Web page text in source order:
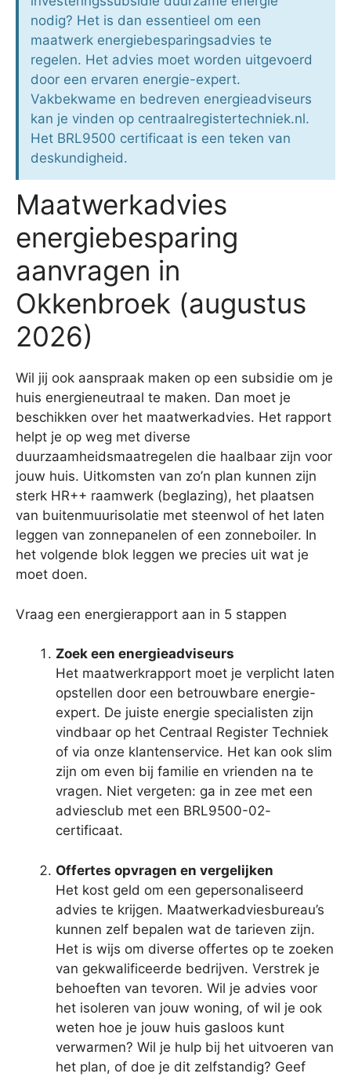
nodig? Het is dan essentieel om een
maatwerk energiebesparingsadvies te
regelen. Het advies moet worden uitgevoerd
door een ervaren energie-expert.
Vakbekwame en bedreven energieadviseurs
kan je vinden op centraalregistertechniek.nl.
Het BRL9500 certificaat is een teken van
deskundigheid.
Maatwerkadvies
energiebesparing
aanvragen in
Okkenbroek (augustus
2026)
Wil jij ook aanspraak maken op een subsidie om je
huis energieneutraal te maken. Dan moet je
beschikken over het maatwerkadvies. Het rapport
helpt je op weg met diverse
duurzaamheidsmaatregelen die haalbaar zijn voor
jouw huis. Uitkomsten van zo’n plan kunnen zijn
sterk HR++ raamwerk (beglazing), het plaatsen
van buitenmuurisolatie met steenwol of het laten
leggen van zonnepanelen of een zonneboiler. In
het volgende blok leggen we precies uit wat je
moet doen.
Vraag een energierapport aan in 5 stappen
Zoek een energieadviseurs
Het maatwerkrapport moet je verplicht laten
opstellen door een betrouwbare energie-
expert. De juiste energie specialisten zijn
vindbaar op het Centraal Register Techniek
of via onze klantenservice. Het kan ook slim
zijn om even bij familie en vrienden na te
vragen. Niet vergeten: ga in zee met een
adviesclub met een BRL9500-02-
certificaat.
Offertes opvragen en vergelijken
Het kost geld om een gepersonaliseerd
advies te krijgen. Maatwerkadviesbureau’s
kunnen zelf bepalen wat de tarieven zijn.
Het is wijs om diverse offertes op te zoeken
van gekwalificeerde bedrijven. Verstrek je
behoeften van tevoren. Wil je advies voor
het isoleren van jouw woning, of wil je ook
weten hoe je jouw huis gasloos kunt
verwarmen? Wil je hulp bij het uitvoeren van
het plan, of doe je dit zelfstandig? Geef